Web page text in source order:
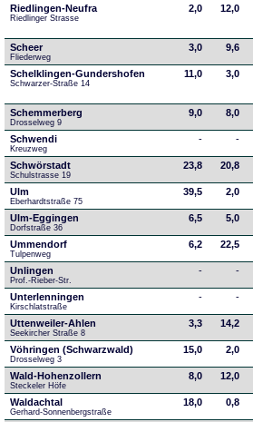
Riedlingen-Neufra
Riedlinger Strasse
2,0 12,0
Scheer
Fliederweg
3,0 9,6
Schelklingen-Gundershofen
Schwarzer-Straße 14
11,0 3,0
Schemmerberg
Drosselweg 9
9,0 8,0
Schwendi
Kreuzweg
- -
Schwörstadt
Schulstrasse 19
23,8 20,8
Ulm
Eberhardtstraße 75
39,5 2,0
Ulm-Eggingen
Dorfstraße 36
6,5 5,0
Ummendorf
Tulpenweg
6,2 22,5
Unlingen
Prof.-Rieber-Str.
- -
Unterlenningen
Kirschlatstraße
- -
Uttenweiler-Ahlen
Seekircher Straße 8
3,3 14,2
Vöhringen (Schwarzwald)
Drosselweg 3
15,0 2,0
Wald-Hohenzollern
Steckeler Höfe
8,0 12,0
Waldachtal
Gerhard-Sonnenbergstraße
18,0 0,8